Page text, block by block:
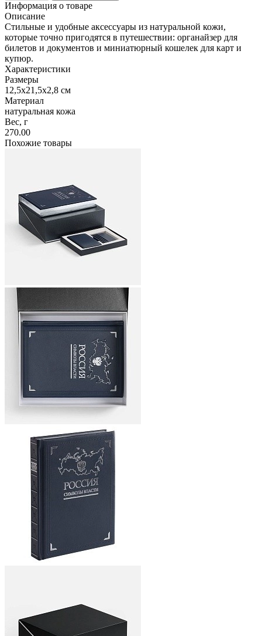
Информация о товаре
Описание
Стильные и удобные аксессуары из натуральной кожи,
которые точно пригодятся в путешествии: органайзер для
билетов и документов и миниатюрный кошелек для карт и
купюр.
Характеристики
Размеры
12,5х21,5х2,8 см
Материал
натуральная кожа
Вес, г
270.00
Похожие товары